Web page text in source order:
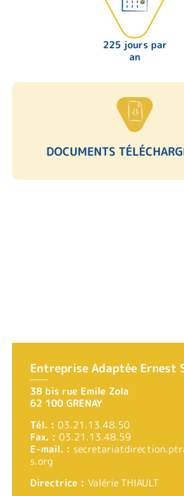
225 jours par
an
DOCUMENTS
Entreprise Adaptée Ernest
38 bis rue Emile Zola
62 100 GRENAY
Tél. : 03.21.13.48.50
Fax. : 03.21.13.48.59
E-mail. :
s.org
Directrice : Valérie THIAULT